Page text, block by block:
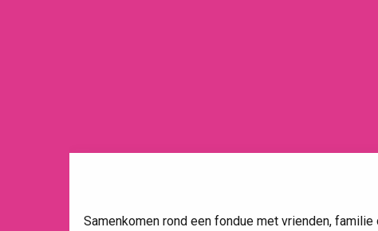
Samenkomen rond een fondue met vrienden,